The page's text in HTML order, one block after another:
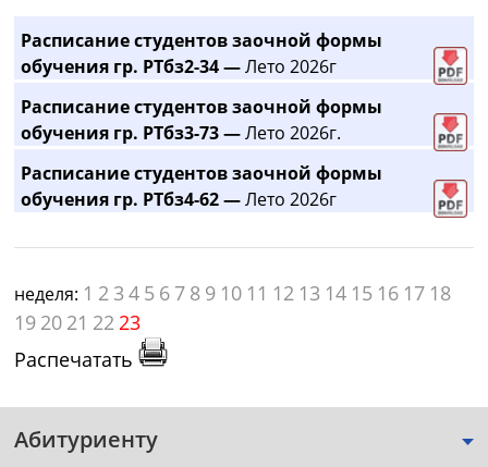
Расписание студентов заочной формы
обучения гр. РТбз2-34 —Лето 2026г
Расписание студентов заочной формы
обучения гр. РТбз3-73 —Лето 2026г.
Расписание студентов заочной формы
обучения гр. РТбз4-62 —Лето 2026г
неделя: 1 2 3 4 5 6 7 8 9 10 11 12 13 14 15 16 17 18
19 20 21 2223
Распечатать
Абитуриенту